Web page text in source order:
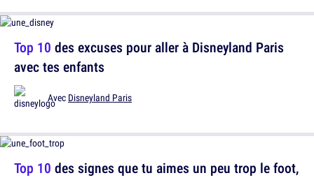
Top 10 des signes que tu aimes un peu trop le foot,
Top 10 des excuses pour aller à Disneyland Paris
avec tes enfants
Avec Disneyland Paris